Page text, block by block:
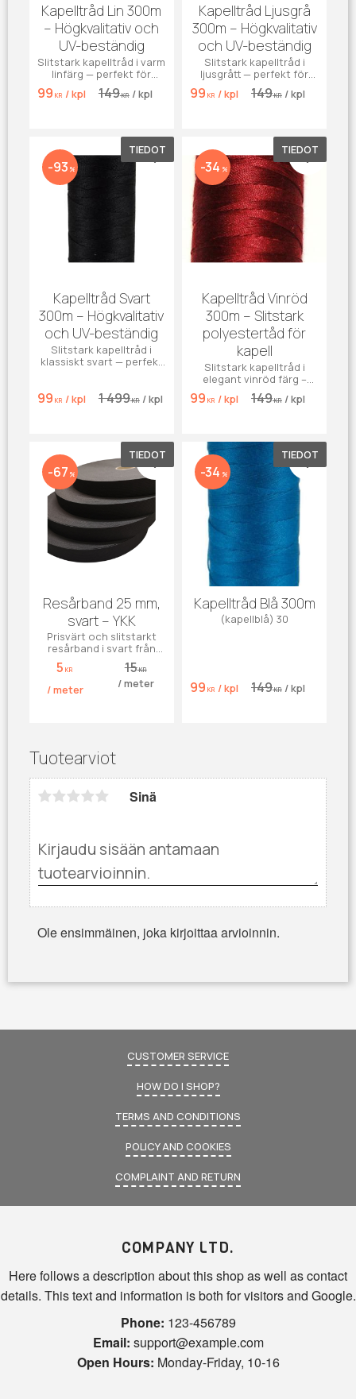
Tuotearviot
Sinä
Ole ensimmäinen, joka kirjoittaa arvioinnin.
Kapelltråd Lin 300m
– Högkvalitativ och
UV-beständig
Slitstark kapelltråd i varm
linfärg — perfekt för
kapell, markiser, jeans
och effektsömnad. UV-
99 KR /kpl 149KR /kpl
Kapelltråd Ljusgrå
300m – Högkvalitativ
och UV-beständig
Slitstark kapelltråd i
ljusgrått — perfekt för
kapell, markiser, jeans
och effektsömnad. UV-
99 KR /kpl 149KR /kpl
Kapelltråd Svart
300m – Högkvalitativ
och UV-beständig
Slitstark kapelltråd i
klassiskt svart — perfekt
beständig och vädertålig.
99 KR /kpl 1 499KR /kpl
93 % Lisää suosikiksi
TIEDOT
Kapelltråd Vinröd
300m – Slitstark
polyestertåd för
kapell
Slitstark kapelltråd i
elegant vinröd färg –
perfekt för kapell,
markiser, jeans och
99 KR /kpl 149KR /kpl
34 % Lisää
TIEDOT
Resårband 25 mm,
svart – YKK
Prisvärt och slitstarkt
resårband i svart från
YKK. Perfekt för kläder,
DIY-projekt och
hemmasömnad.
5 KR
/meter
15KR
/meter
67 % Lisää suosikiksi
TIEDOT
Kapelltråd Blå 300m
(kapellblå) 30
99 KR /kpl 149KR /kpl
34 % Lisää
TIEDOT
CUSTOMER SERVICE
HOW DO I SHOP?
TERMS AND CONDITIONS
POLICY AND COOKIES
COMPLAINT AND RETURN
COMPANY LTD.
Here follows a description about this shop as well as contact
details. This text and information is both for visitors and Google.
Phone: 123-456789
Email: support@example.com
Open Hours: Monday-Friday, 10-16